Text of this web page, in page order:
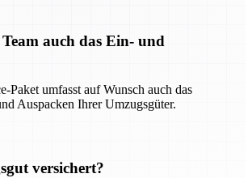
auch das Ein- und
Paket umfasst auf Wunsch auch das
Auspacken Ihrer Umzugsgüter.
versichert?